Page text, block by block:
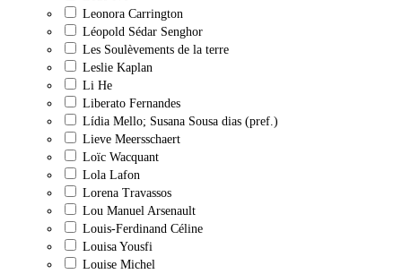
Leonora Carrington
Léopold Sédar Senghor
Les Soulèvements de la terre
Leslie Kaplan
Li He
Liberato Fernandes
Lídia Mello; Susana Sousa dias (pref.)
Lieve Meersschaert
Loïc Wacquant
Lola Lafon
Lorena Travassos
Lou Manuel Arsenault
Louis-Ferdinand Céline
Louisa Yousfi
Louise Michel